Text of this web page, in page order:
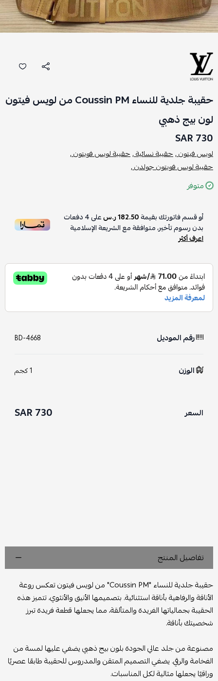
حقيبة جلدية للنساء Coussin PM من لويس فيتون
لون بيج ذهبي
730 SAR
لويس فيتون ,حقيبة نسائية ,حقيبة لويس فويتون ,
حقيبة لويس فويتون جولدن ,
متوفر
أو قسم فاتورتك بقيمة182.50 ر.س على4دفعات
بدون رسوم تأخير، متوافقة مع الشريعة الإسلامية
اعرف أكثر
رقم الموديل BD-4668
الوزن 1 كجم
السعر 730 SAR
تفاصيل المنتج
حقيبة جلدية للنساء "Coussin PM" من لويس فيتون تعكس روعة
الأناقة والرفاهية بأناقة استثنائية. بتصميمها الأنيق والأنثوي، تتميز هذه
الحقيبة بجمالياتها الفريدة والمتألقة، مما يجعلها قطعة فريدة تبرز
شخصيتك بأناقة.
مصنوعة من جلد عالي الجودة بلون بيج ذهبي يضفي عليها لمسة من
الفخامة والرقي. يضفي التصميم المتقن والمدروس للحقيبة طابعًا عصريًا
وراقيًا يجعلها مثالية لكل المناسبات.